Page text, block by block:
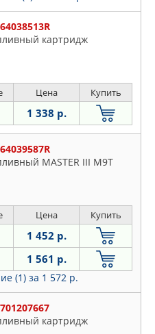
картридж
Цена Купить
1 338 р.
MASTER III M9T
Цена Купить
1 452 р.
1 561 р.
(1) за 1 572 р.
картридж